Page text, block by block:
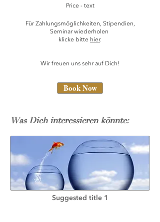
Price - text
Für Zahlungsmöglichkeiten, Stipendien,
Seminar wiederholen
klicke bitte hier.​
Wir freuen uns sehr auf Dich!
Book Now
Was Dich interessieren könnte:
Suggested title 1